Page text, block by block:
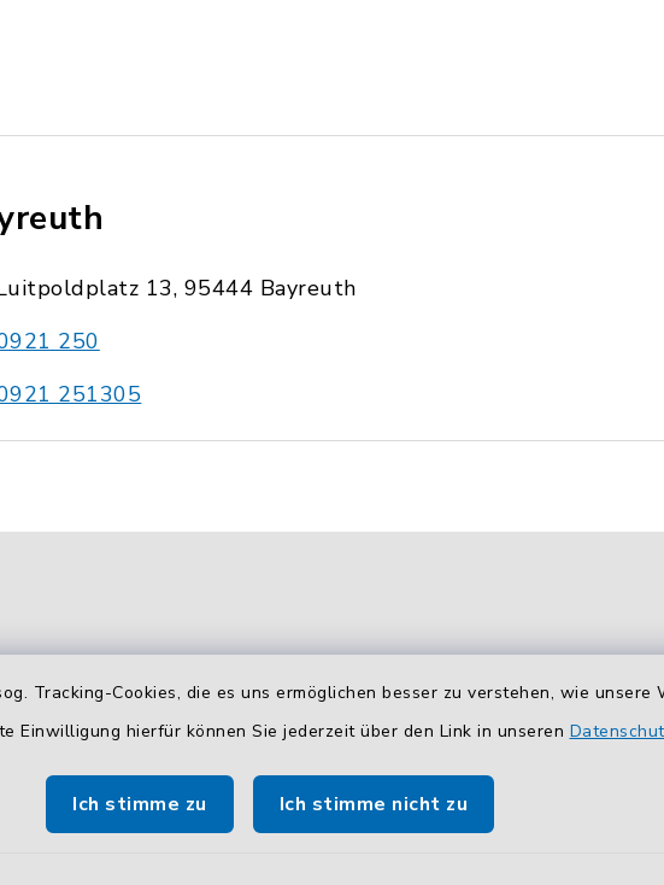
Tracking-Cookies, die es uns ermöglichen besser zu verstehen, wie
Einwilligung hierfür können Sie jederzeit über den Link in unseren
Ich stimme zu Ich stimme nicht zu
13, 95444 Bayreuth
250
251305
Zusätzliche
Erreichbarkeit